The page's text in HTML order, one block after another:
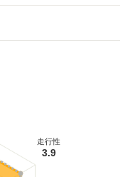
走行性
3.9